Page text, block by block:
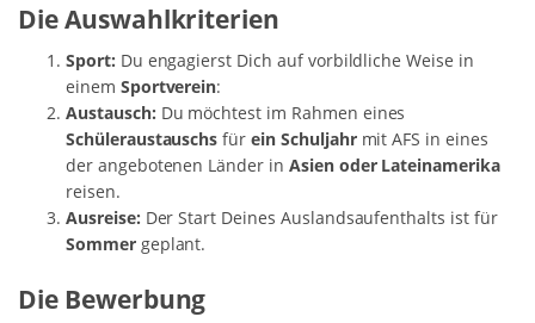
Die Auswahlkriterien
Sport: Du engagierst Dich auf vorbildliche Weise in
einem Sportverein:
Austausch: Du möchtest im Rahmen eines
Schüleraustauschs fürein Schuljahrmit AFS in eines
der angebotenen Länder in Asien oder Lateinamerika
reisen.
Ausreise: Der Start Deines Auslandsaufenthalts ist für
Sommergeplant.
Die Bewerbung